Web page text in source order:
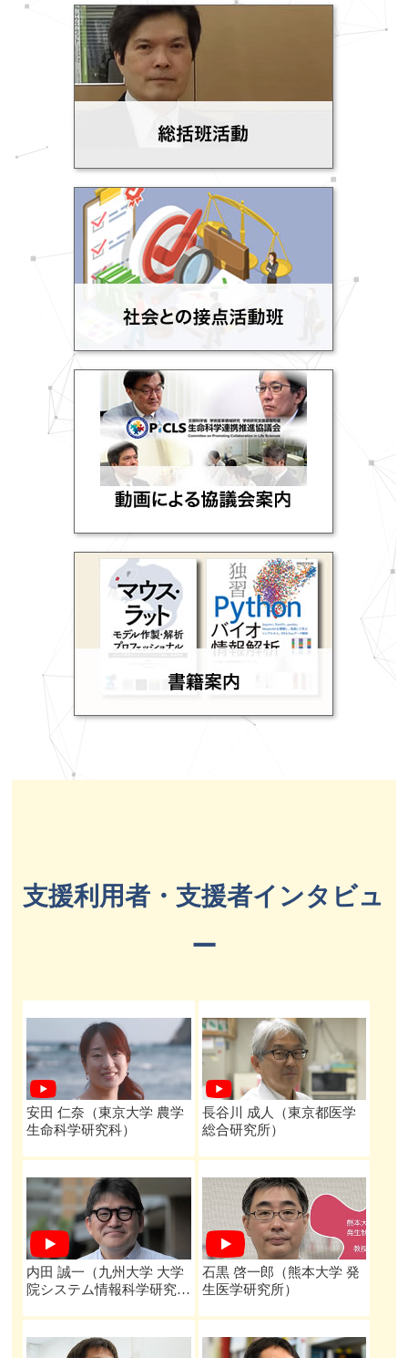
支援利用者・支援者インタビュ
ー
安田 仁奈（東京大学 農学
生命科学研究科）
長谷川 成人（東京都医学
総合研究所）
内田 誠一（九州大学 大学
院システム情報科学研究
石黒 啓一郎（熊本大学 発
生医学研究所）